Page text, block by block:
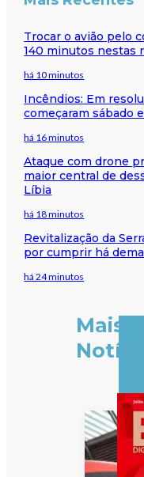
Trocar o avião pelo
140 minutos nestas
há 10 minutos
Incêndios: Em
começaram sábado
há 16 minutos
Ataque com drone
maior central de
Líbia
há 18 minutos
Revitalização da
por cumprir há
há 24 minutos
Mais